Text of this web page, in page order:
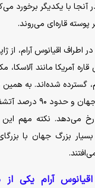
آنجا با یکدیگر برخورد
پوسته قاره‌ای می‌روند.
اطراف اقیانوس آرام، از
آمریکا مانند آلاسکا،
درصد زمین‌لرزه‌های
آرام یکی از